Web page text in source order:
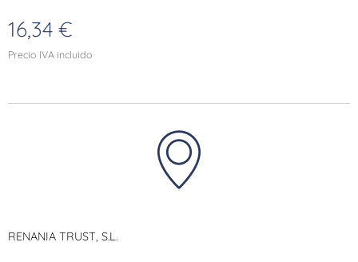
16,34 €
Precio IVA incluido
RENANIA TRUST, S.L.